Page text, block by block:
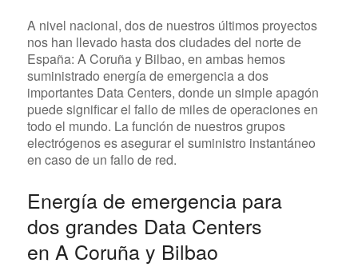
A nivel nacional, dos de nuestros últimos proyectos
nos han llevado hasta dos ciudades del norte de
España: A Coruña y Bilbao, en ambas hemos
suministrado energía de emergencia a dos
importantes Data Centers, donde un simple apagón
puede significar el fallo de miles de operaciones en
todo el mundo. La función de nuestros grupos
electrógenos es asegurar el suministro instantáneo
en caso de un fallo de red.
Energía de emergencia para
dos grandes Data Centers
en A Coruña y Bilbao